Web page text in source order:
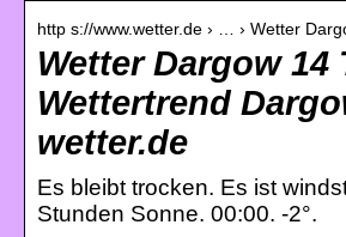
http s://www.wetter.de › … › Wetter
Wetter Dargow 14
Wettertrend
wetter.de
Es bleibt trocken. Es ist
Stunden Sonne. 00:00. -2°.